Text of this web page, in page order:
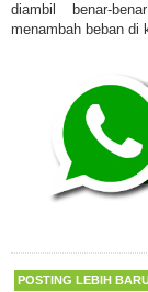
diambil benar-
menambah beban di
POSTING LEBIH